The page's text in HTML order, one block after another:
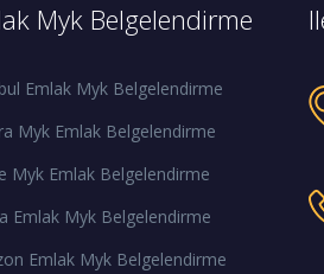
Myk Belgelendirme
Emlak Myk Belgelendirme
Myk Emlak Belgelendirme
Myk Emlak Belgelendirme
Emlak Myk Belgelendirme
Emlak Myk Belgelendirme